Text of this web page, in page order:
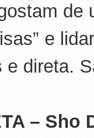
de
e
direta.
– Sho